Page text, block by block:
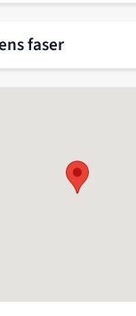
faser